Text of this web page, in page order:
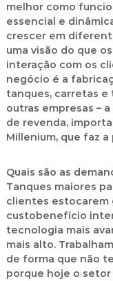
melhor como
essencial e
crescer em
uma visão do que
interação com os
negócio é a
tanques, carretas e
outras empresas –
de revenda,
Millenium, que faz
Quais são as
Tanques maiores
clientes estocarem
custobenefício
tecnologia mais
mais alto.
de forma que não
porque hoje o